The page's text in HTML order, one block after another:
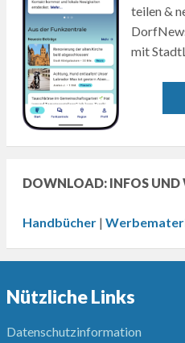
teilen &
mit
DOWNLOAD: INFOS UND
Handbücher|
Nützliche Links
Datenschutzinformation